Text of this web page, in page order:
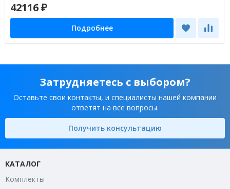
42116 ₽
Подробнее
Затрудняетесь с выбором?
Оставьте свои контакты, и специалисты нашей компании
ответят на все вопросы.
Получить консультацию
КАТАЛОГ
Комплекты